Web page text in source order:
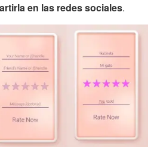
en las redes sociales.